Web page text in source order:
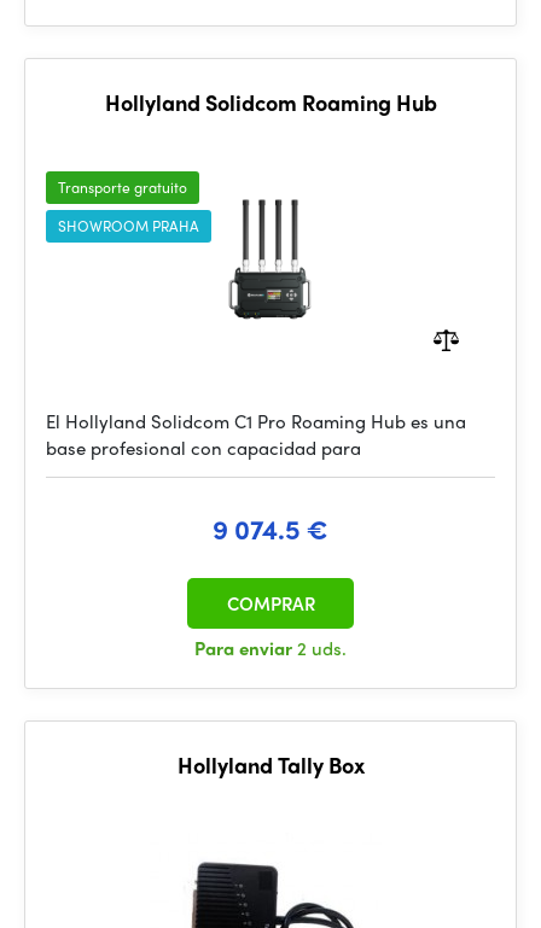
Hollyland Solidcom Roaming Hub
Transporte gratuito
SHOWROOM PRAHA
El Hollyland Solidcom C1 Pro Roaming Hub es una
base profesional con capacidad para
9 074.5 €
Para enviar2 uds.
COMPRAR
Hollyland Tally Box